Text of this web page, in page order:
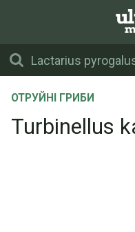
ОТРУЙНІ ГРИБИ
Turbinellus